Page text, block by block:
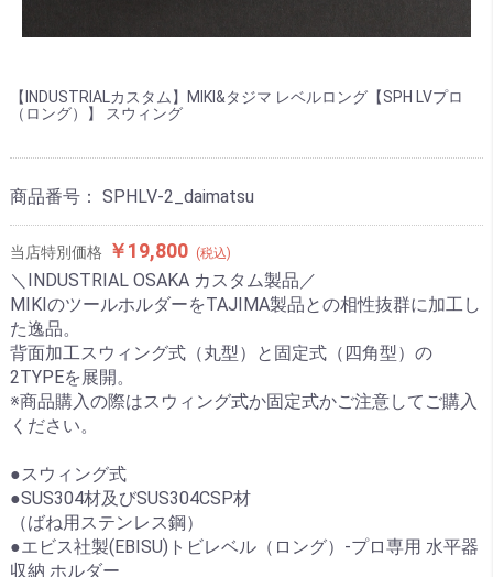
【INDUSTRIALカスタム】MIKI&タジマ レベルロング【SPH LVプロ
（ロング）】 スウィング
商品番号： SPHLV-2_daimatsu
当店特別価格 ￥19,800 (税込)
＼INDUSTRIAL OSAKA カスタム製品／
MIKIのツールホルダーをTAJIMA製品との相性抜群に加工し
た逸品。
背面加工スウィング式（丸型）と固定式（四角型）の
2TYPEを展開。
※商品購入の際はスウィング式か固定式かご注意してご購入
ください。
●スウィング式
●SUS304材及びSUS304CSP材
（ばね用ステンレス鋼）
●エビス社製(EBISU)トビレベル（ロング）-プロ専用 水平器
収納 ホルダー